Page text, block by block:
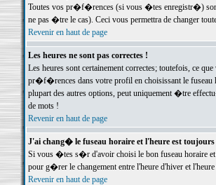
Toutes vos pr�f�rences (si vous �tes enregistr�)
ne pas �tre le cas). Ceci vous permettra de changer
Revenir en haut de page
Les heures ne sont pas correctes !
Les heures sont certainement correctes; toutefois, ce
pr�f�rences dans votre profil en choisissant le fuseau
plupart des autres options, peut uniquement �tre
de mots !
Revenir en haut de page
J'ai chang� le fuseau horaire et l'heure est toujours
Si vous �tes s�r d'avoir choisi le bon fuseau horaire
pour g�rer le changement entre l'heure d'hiver et
Revenir en haut de page